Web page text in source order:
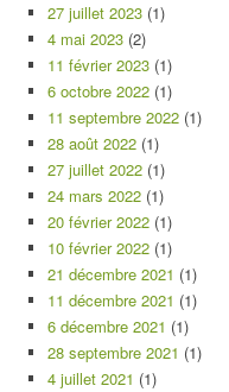
27 juillet 2023 (1)
4 mai 2023 (2)
11 février 2023 (1)
6 octobre 2022 (1)
11 septembre 2022 (1)
28 août 2022 (1)
27 juillet 2022 (1)
24 mars 2022 (1)
20 février 2022 (1)
10 février 2022 (1)
21 décembre 2021 (1)
11 décembre 2021 (1)
6 décembre 2021 (1)
28 septembre 2021 (1)
4 juillet 2021 (1)